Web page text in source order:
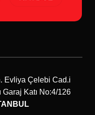
Evliya Çelebi Cad.i
Garaj Katı No:4/126